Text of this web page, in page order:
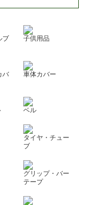
ブ
子供用品
バ
車体カバー
ベル
タイヤ・チュー
ブ
グリップ・バー
テープ